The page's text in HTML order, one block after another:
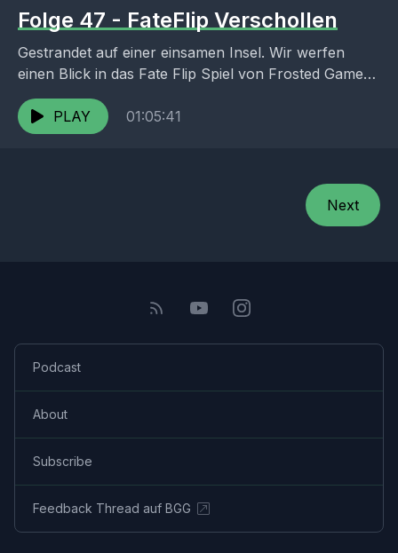
Folge 47 - FateFlip Verschollen
Gestrandet auf einer einsamen Insel. Wir werfen
einen Blick in das Fate Flip Spiel von Frosted Games.
Und probieren den Anfang mit Martin als...
PLAY
01:05:41
Next
Podcast
About
Subscribe
Feedback Thread auf BGG